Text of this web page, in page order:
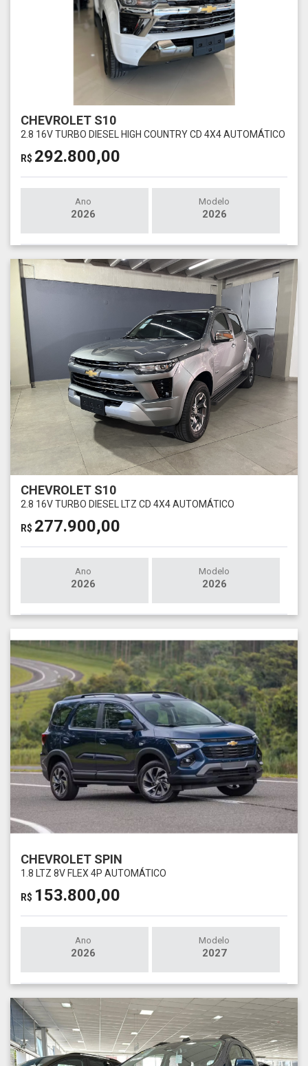
CHEVROLET S10
2.8 16V TURBO DIESEL HIGH COUNTRY CD 4X4 AUTOMÁTICO
R$ 292.800,00
Ano
2026
Modelo
2026
CHEVROLET S10
2.8 16V TURBO DIESEL LTZ CD 4X4 AUTOMÁTICO
R$ 277.900,00
Ano
2026
Modelo
2026
CHEVROLET SPIN
1.8 LTZ 8V FLEX 4P AUTOMÁTICO
R$ 153.800,00
Ano
2026
Modelo
2027